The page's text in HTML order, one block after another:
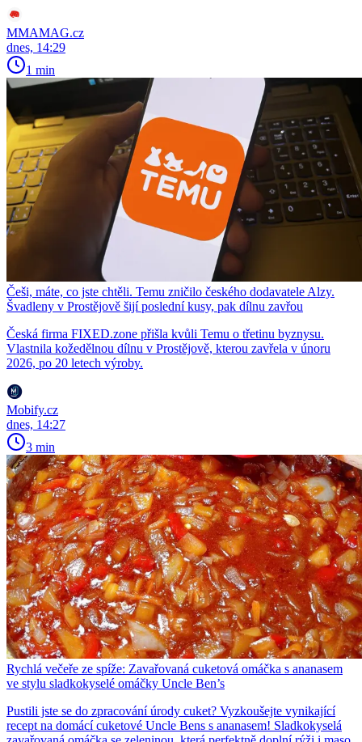
MMAMAG.cz
dnes, 14:29
1 min
Češi, máte, co jste chtěli. Temu zničilo českého dodavatele Alzy.
Švadleny v Prostějově šijí poslední kusy, pak dílnu zavřou
Česká firma FIXED.zone přišla kvůli Temu o třetinu byznysu.
Vlastnila kožedělnou dílnu v Prostějově, kterou zavřela v únoru
2026, po 20 letech výroby.
Mobify.cz
dnes, 14:27
3 min
Rychlá večeře ze spíže: Zavařovaná cuketová omáčka s ananasem
ve stylu sladkokyselé omáčky Uncle Ben’s
Pustili jste se do zpracování úrody cuket? Vyzkoušejte vynikající
recept na domácí cuketové Uncle Bens s ananasem! Sladkokyselá